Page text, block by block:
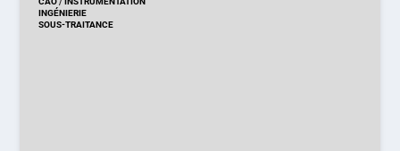
INGÉNIERIE
SOUS-TRAITANCE